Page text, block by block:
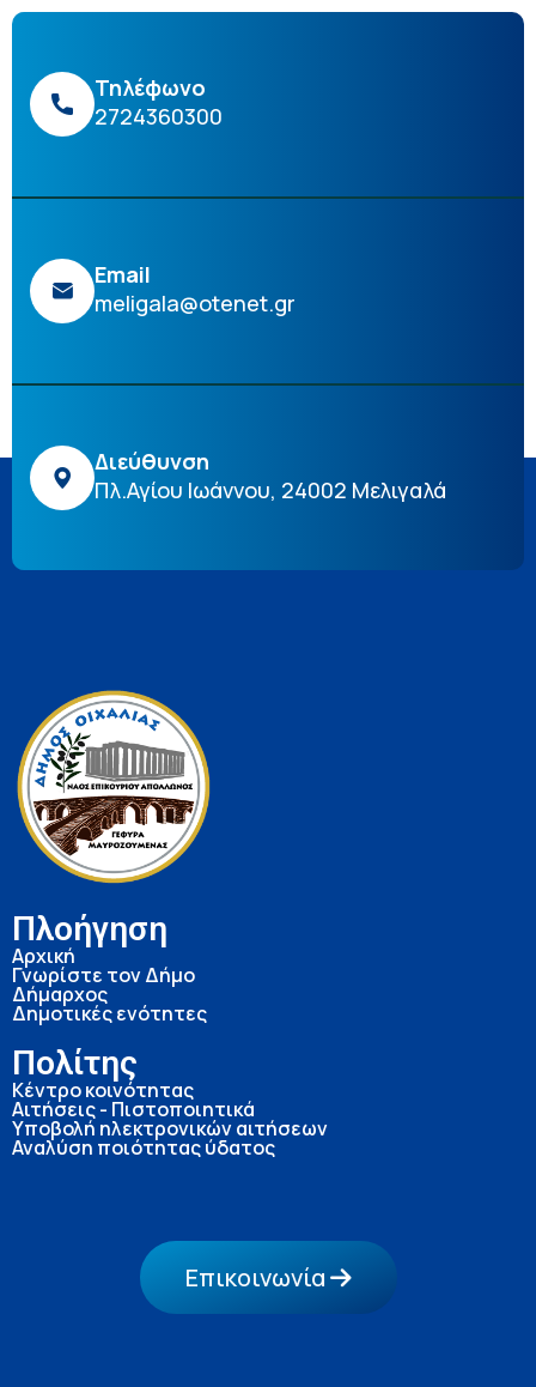
Τηλέφωνο
2724360300
Email
meligala@otenet.gr
Διεύθυνση
Πλ.Αγίου Ιωάννου, 24002 Μελιγαλά
Πλοήγηση
Αρχική
Γνωρίστε τον Δήμο
Δήμαρχος
Δημοτικές ενότητες
Πολίτης
Κέντρο κοινότητας
Αιτήσεις - Πιστοποιητικά
Υποβολή ηλεκτρονικών αιτήσεων
Αναλύση ποιότητας ύδατος
Επικοινωνία